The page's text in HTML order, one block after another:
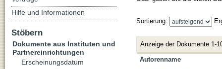
Sortierung:
Anzeige der Dokumente 1-
Autorenname
Hilfe und Informationen
Stöbern
Dokumente aus Instituten und
Partnereinrichtungen
Erscheinungsdatum